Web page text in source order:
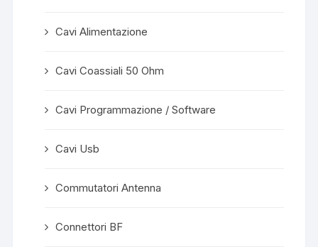
Cavi Alimentazione
Cavi Coassiali 50 Ohm
Cavi Programmazione / Software
Cavi Usb
Commutatori Antenna
Connettori BF